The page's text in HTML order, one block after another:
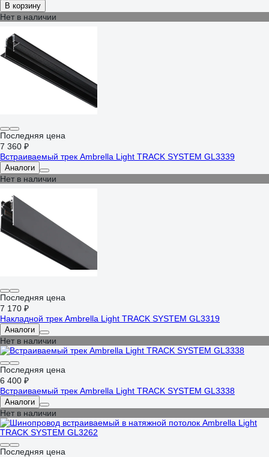
В корзину
Нет в наличии
Последняя цена
7 360 ₽
Встраиваемый трек Ambrella Light TRACK SYSTEM GL3339
Аналоги
Нет в наличии
Последняя цена
7 170 ₽
Накладной трек Ambrella Light TRACK SYSTEM GL3319
Аналоги
Нет в наличии
Последняя цена
6 400 ₽
Встраиваемый трек Ambrella Light TRACK SYSTEM GL3338
Аналоги
Нет в наличии
Последняя цена